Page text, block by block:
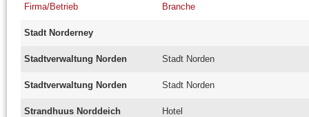
Firma/Betrieb Branche
Stadt Norderney
Stadtverwaltung Norden Stadt Norden
Stadtverwaltung Norden Stadt Norden
Strandhuus Norddeich Hotel